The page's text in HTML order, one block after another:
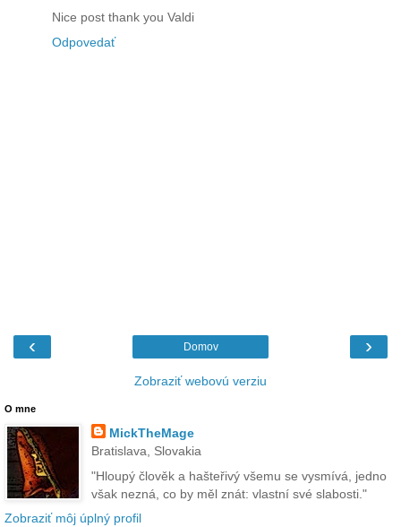
Nice post thank you Valdi
Odpovedať
‹ ›
Domov
Zobraziť webovú verziu
O mne
MickTheMage
Bratislava, Slovakia
"Hloupý člověk a hašteřivý všemu se vysmívá, jedno
však nezná, co by měl znát: vlastní své slabosti."
Zobraziť môj úplný profil